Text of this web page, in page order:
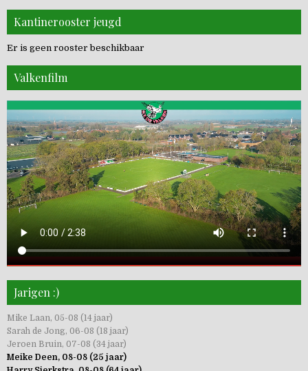
Kantinerooster jeugd
Er is geen rooster beschikbaar
Valkenfilm
Jarigen :)
Mike Laan, 05-08 (14 jaar)
Sarah de Jong, 06-08 (18 jaar)
Jeroen Bruin, 07-08 (34 jaar)
Meike Deen, 08-08 (25 jaar)